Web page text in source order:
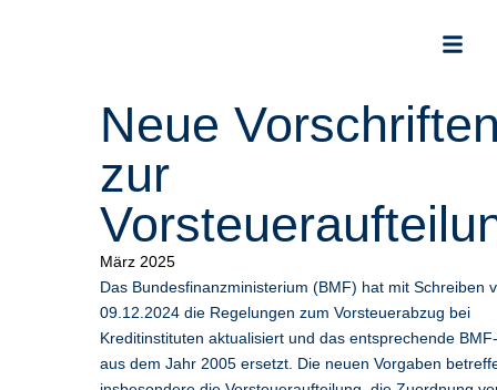
Neue
zur
März 2025
Das Bundesfinanzministerium (BMF) hat mit Schreiben
09.12.2024 die Regelungen zum Vorsteuerabzug bei
Kreditinstituten aktualisiert und das entsprechende
aus dem Jahr 2005 ersetzt. Die neuen Vorgaben